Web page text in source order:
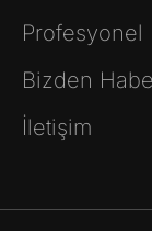
Profesyonel
Bizden
İletişim